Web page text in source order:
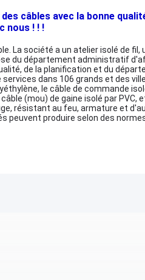
câbles avec la bonne
nous ! ! !
La société a un atelier isolé de fil,
du département administratif
de la planification et du
dans 106 grands et des
le câble de commande
(mou) de gaine isolé par PVC,
résistant au feu, armature et
peuvent produire selon des